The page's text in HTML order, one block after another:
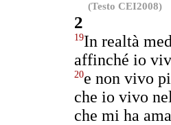
(Testo CEI2008)
2
19In realtà
affinché io
20e non vivo
che io vivo
che mi ha